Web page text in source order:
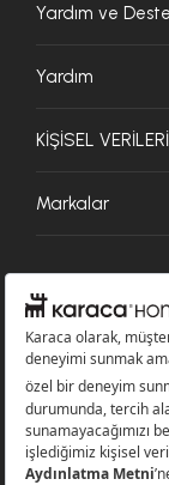
Yardım ve
Yardım
KİŞİSEL
Markalar
© 2026 Karaca Home